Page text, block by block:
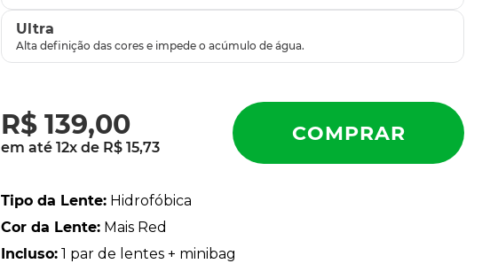
Ultra
R$ 139,00
em até12x de R$ 15,73
Tipo da Lente: Hidrofóbica
Cor da Lente: Mais Red
Incluso: 1 par de lentes + minibag